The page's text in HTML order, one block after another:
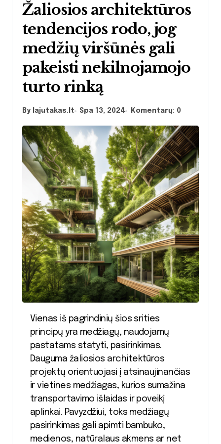
Žaliosios architektūros
tendencijos rodo, jog
medžių viršūnės gali
pakeisti nekilnojamojo
turto rinką
By lajutakas.lt Spa 13, 2024 Komentarų: 0
Vienas iš pagrindinių šios srities
principų yra medžiagų, naudojamų
pastatams statyti, pasirinkimas.
Dauguma žaliosios architektūros
projektų orientuojasi į atsinaujinančias
ir vietines medžiagas, kurios sumažina
transportavimo išlaidas ir poveikį
aplinkai. Pavyzdžiui, toks medžiagų
pasirinkimas gali apimti bambuko,
medienos, natūralaus akmens ar net